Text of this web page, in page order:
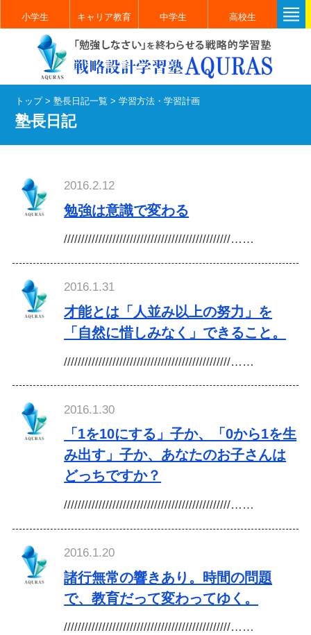
小学生 キャリア教育 中学生 高校生
トップ>塾長日記一覧 >学習方法・学習計画
塾長日記
2016.2.12
勉強は意識で変わる
////////////////////////////////////////////////……
2016.1.31
才能とは「人並み以上の努力」を
「自然に惜しみなく」できること。
////////////////////////////////////////////////……
2016.1.30
「1を10にする」子か、「0から1を生
み出す」子か、あなたのお子さんは
どっちですか？
////////////////////////////////////////////////……
2016.1.20
諸行無常の響きあり。時間の問題
で、教育だって変わってゆく。
////////////////////////////////////////////////……